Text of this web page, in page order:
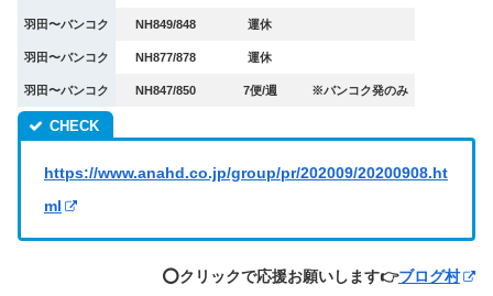
羽田〜バンコク NH849/848 運休
羽田〜バンコク NH877/878 運休
羽田〜バンコク NH847/850 7便/週 ※バンコク発のみ
https://www.anahd.co.jp/group/pr/202009/20200908.ht
ml
⭕️クリックで応援お願いします👉ブログ村